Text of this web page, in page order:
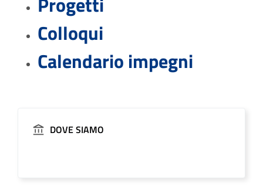
Colloqui
Calendario impegni
DOVE SIAMO